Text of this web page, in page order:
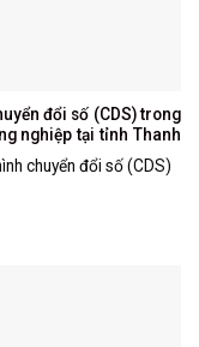
đổi số (CDS) trong
nghiệp tại tỉnh Thanh
chuyển đổi số (CDS)